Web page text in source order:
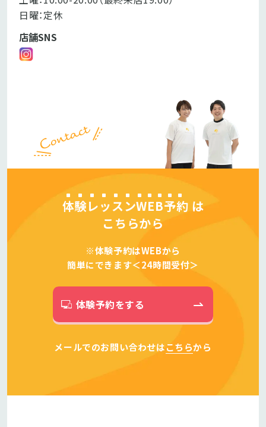
日曜：定休
店舗SNS
体験レッスンWEB予約 は
こちらから
※体験予約はWEBから
簡単にできます＜24時間受付＞
体験予約をする
メールでのお問い合わせはこちらから